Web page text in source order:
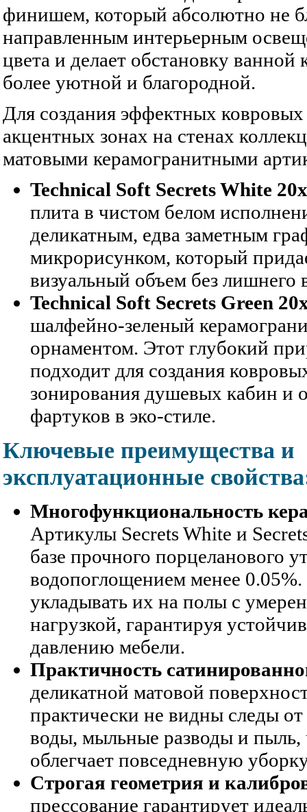
финишем, который абсолютно не
направленным интерьерным
цвета и делает обстановку
более уютной и благородной.
Для создания эффектных
акцентных зонах на стенах
матовыми керамогранитными
Technical Soft Secrets White
плита в чистом белом
деликатным, едва заметным
микрорисунком, который
визуальный объем без лишнего
Technical Soft Secrets Green
шалфейно-зеленый
орнаментом. Этот глубокий
подходит для создания
зонирования душевых кабин и
фартуков в эко-стиле.
Ключевые преимущества и
эксплуатационные
Многофункциональность
Артикулы Secrets White и
базе прочного порцеланового
водопоглощением менее 0.05%.
укладывать их на полы с
нагрузкой, гарантируя
давлению мебели.
Практичность
деликатной матовой
практически не видны следы
воды, мыльные разводы и пыль,
облегчает повседневную
Строгая геометрия и
прессование гарантирует